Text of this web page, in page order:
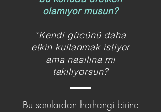
olamıyor musun?
*Kendi gücünü daha
etkin kullanmak istiyor
ama nasılına mı
takılıyorsun?
Bu sorulardan herhangi birine